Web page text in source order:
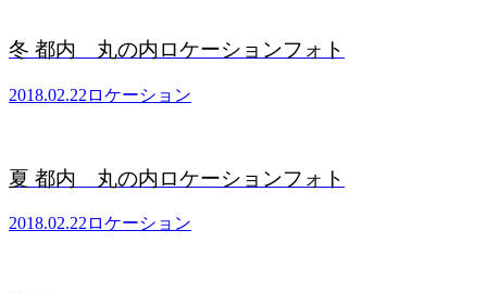
冬 都内 丸の内ロケーションフォト
2018.02.22 ロケーション
夏 都内 丸の内ロケーションフォト
2018.02.22ロケーション